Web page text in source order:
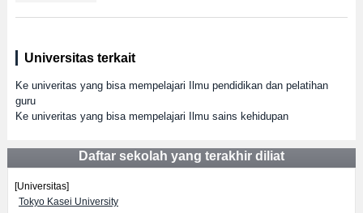
Universitas terkait
Ke univeritas yang bisa mempelajari Ilmu pendidikan dan pelatihan
guru
Ke univeritas yang bisa mempelajari Ilmu sains kehidupan
Daftar sekolah yang terakhir diliat
[Universitas]
Tokyo Kasei University